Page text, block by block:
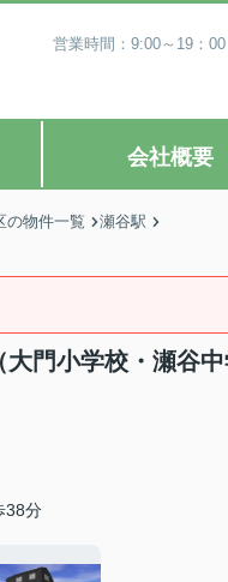
営業時間：9:00～19：
会社概要
の物件一覧 瀬谷駅
門小学校・瀬谷
38分